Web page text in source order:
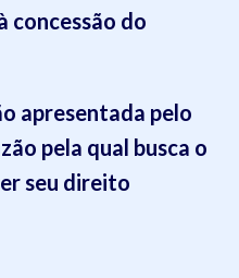
concessão do
apresentada pelo
pela qual busca o
seu direito